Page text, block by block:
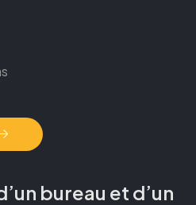
bureau et d’un